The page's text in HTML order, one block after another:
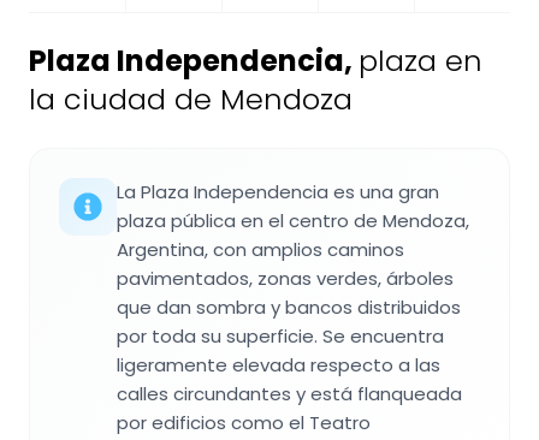
Plaza Independencia, plaza en
la ciudad de Mendoza
La Plaza Independencia es una gran
plaza pública en el centro de Mendoza,
Argentina, con amplios caminos
pavimentados, zonas verdes, árboles
que dan sombra y bancos distribuidos
por toda su superficie. Se encuentra
ligeramente elevada respecto a las
calles circundantes y está flanqueada
por edificios como el Teatro